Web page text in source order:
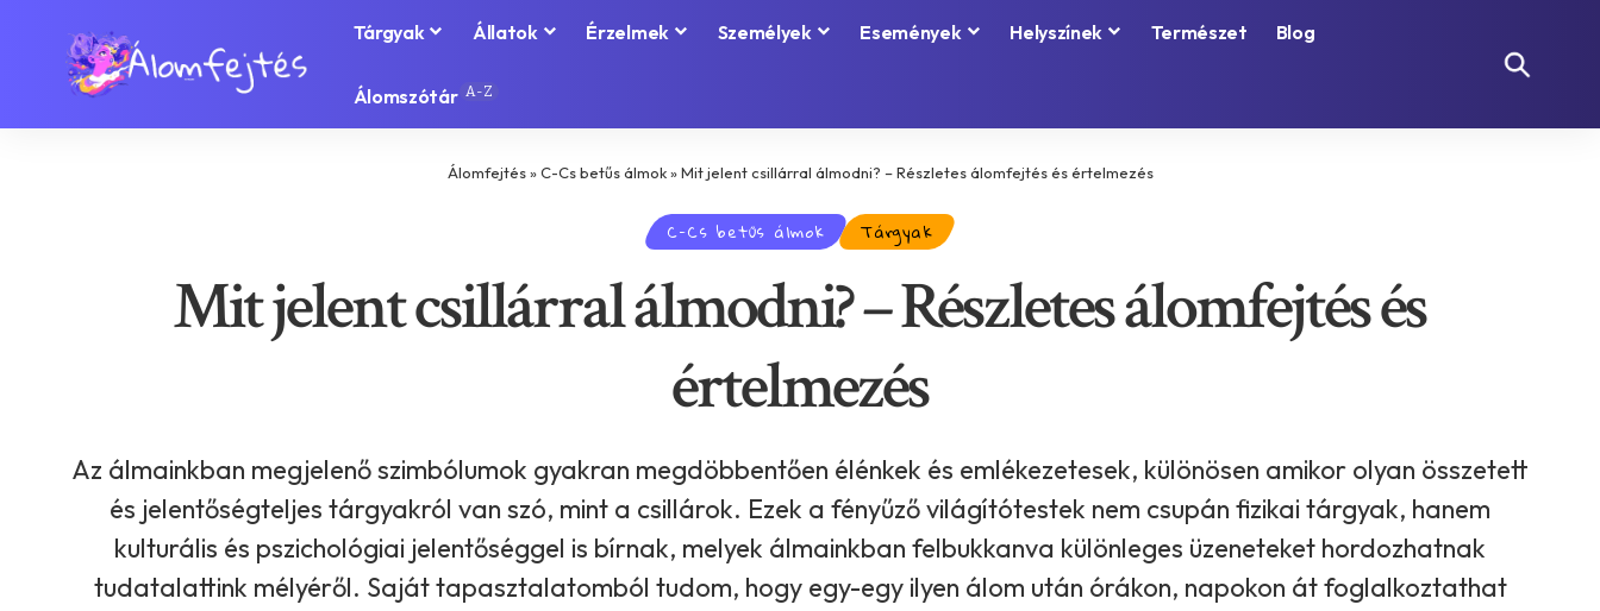
Tárgyak Állatok Érzelmek Személyek Események Helyszínek Természet Blog
Álomszótár A-Z
Álomfejtés»C-Cs betűs álmok»Mit jelent csillárral álmodni? – Részletes álomfejtés és értelmezés
C-Cs betűs álmok Tárgyak
Mit jelent csillárral álmodni? – Részletes álomfejtés és
értelmezés
Az álmainkban megjelenő szimbólumok gyakran megdöbbentően élénkek és emlékezetesek, különösen amikor olyan összetett
és jelentőségteljes tárgyakról van szó, mint a csillárok. Ezek a fényűző világítótestek nem csupán fizikai tárgyak, hanem
kulturális és pszichológiai jelentőséggel is bírnak, melyek álmainkban felbukkanva különleges üzeneteket hordozhatnak
tudatalattink mélyéről. Saját tapasztalatomból tudom, hogy egy-egy ilyen álom után órákon, napokon át foglalkoztathat